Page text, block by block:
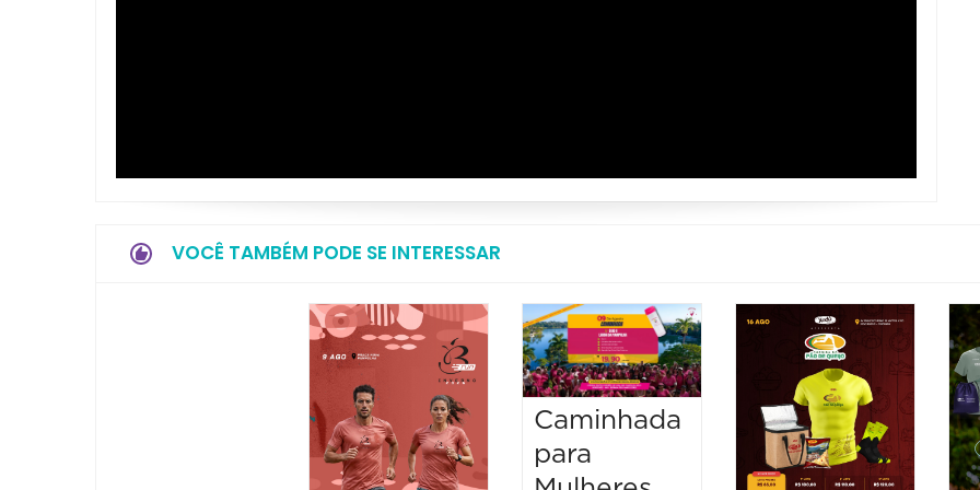
VOCÊ TAMBÉM PODE SE INTERESSAR
Caminhada
para